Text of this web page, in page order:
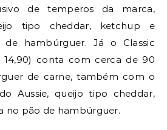
de temperos da marca,
tipo cheddar, ketchup e
hambúrguer. Já o Classic
14,90) conta com cerca de 90
de carne, também com o
Aussie, queijo tipo cheddar,
no pão de hambúrguer.